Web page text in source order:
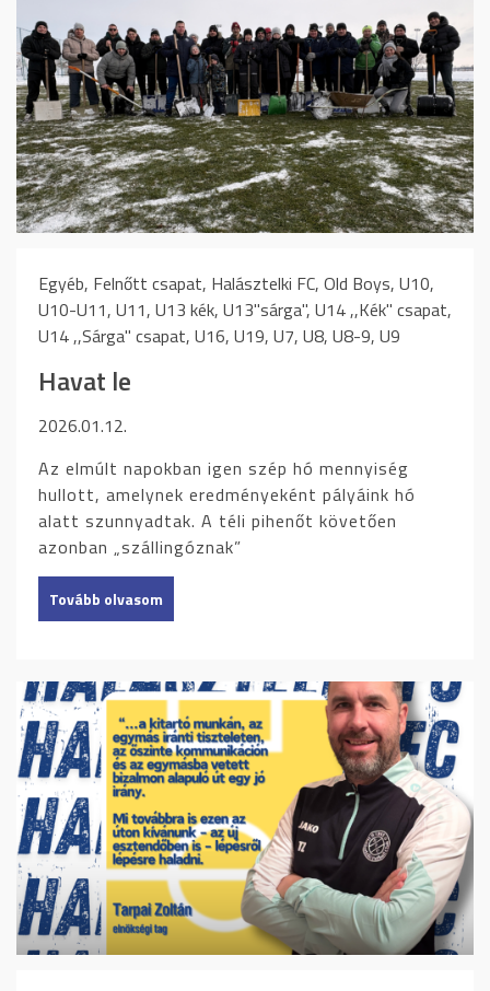
Egyéb, Felnőtt csapat, Halásztelki FC, Old Boys, U10,
U10-U11, U11, U13 kék, U13"sárga", U14 ,,Kék" csapat,
U14 ,,Sárga" csapat, U16, U19, U7, U8, U8-9, U9
Havat le
2026.01.12.
Az elmúlt napokban igen szép hó mennyiség
hullott, amelynek eredményeként pályáink hó
alatt szunnyadtak. A téli pihenőt követően
azonban „szállingóznak”
Tovább olvasom